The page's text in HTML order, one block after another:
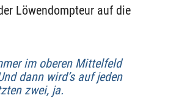
Löwendompteur auf die
im oberen Mittelfeld
dann wird’s auf jeden
zwei, ja.